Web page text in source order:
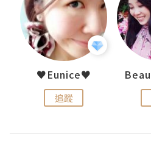
♥Eunice♥
追蹤